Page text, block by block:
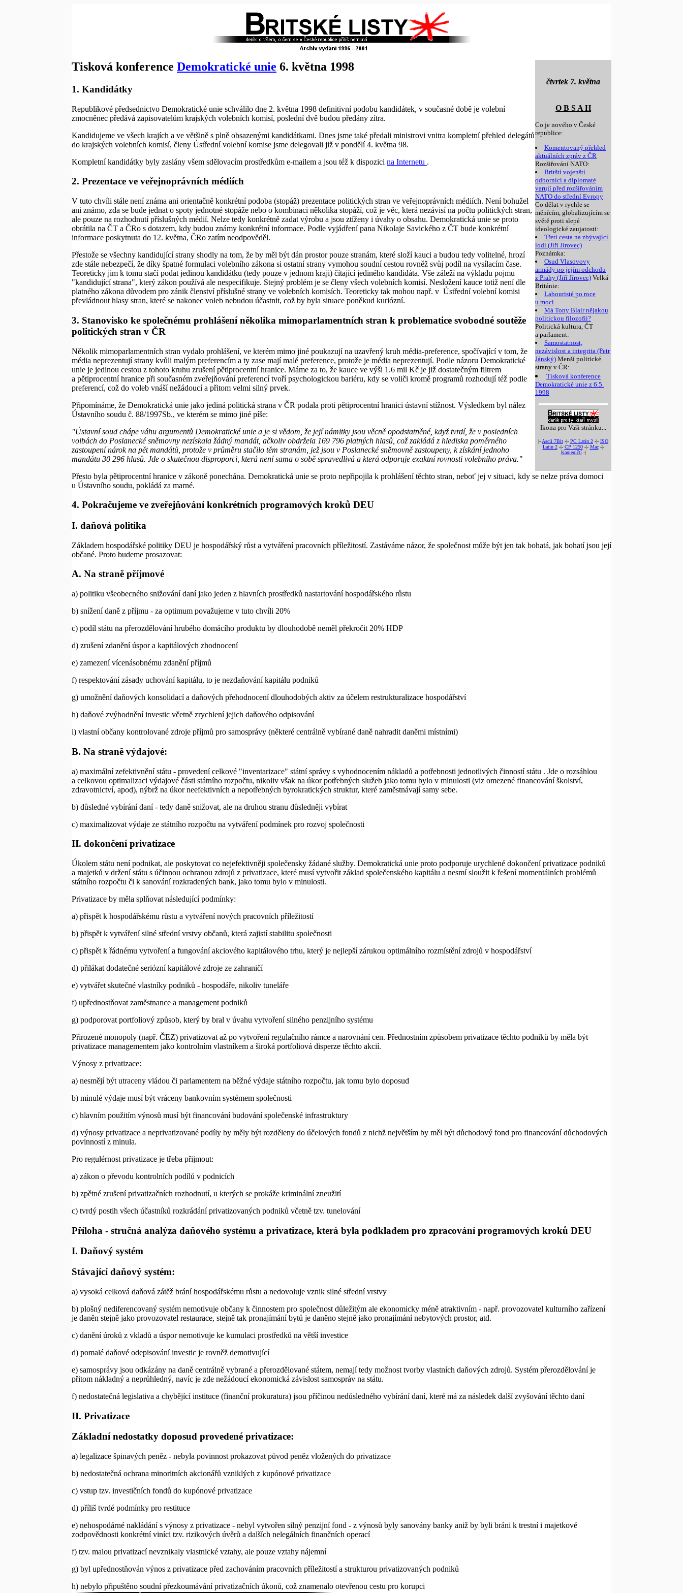
čtvrtek 7. května
O B S A H
Co je nového v České
republice:
Komentovaný přehled
aktuálních zpráv z ČR
Rozšiřování NATO:
Britští vojenští
odborníci a diplomaté
varují před rozšiřováním
NATO do střední Evropy
Co dělat v rychle se
měnícím, globalizujícím se
světě proti slepé
ideologické zaujatosti:
Třetí cesta na zbývající
lodi (Jiří Jírovec)
Poznámka:
Osud Vlasovovy
armády po jejím odchodu
z Prahy (Jiří Jírovec) Velká
Británie:
Labouristé po roce
u moci
Má Tony Blair nějakou
politickou filozofii?
Politická kultura, ČT
a parlament:
Samostatnost,
nezávislost a integrita (Petr
Jánský) Menší politické
strany v ČR:
Tisková konference
Demokratické unie z 6.5.
1998
Ikona pro Vaši stránku...
|- Ascii 7Bit -|- PC Latin 2 -|- ISO
Latin 2-|- CP 1250-|- Mac-|-
Kameničtí-|
Tisková konference Demokratické unie 6. května 1998
1. Kandidátky
Republikové předsednictvo Demokratické unie schválilo dne 2. května 1998 definitivní podobu kandidátek, v současné době je volební
zmocněnec předává zapisovatelům krajských volebních komisí, poslední dvě budou předány zítra.
Kandidujeme ve všech krajích a ve většině s plně obsazenými kandidátkami. Dnes jsme také předali ministrovi vnitra kompletní přehled delegátů
do krajských volebních komisí, členy Ústřední volební komise jsme delegovali již v pondělí 4. května 98.
Kompletní kandidátky byly zaslány všem sdělovacím prostředkům e-mailem a jsou též k dispozici na Internetu .
2. Prezentace ve veřejnoprávních médiích
V tuto chvíli stále není známa ani orientačně konkrétní podoba (stopáž) prezentace politických stran ve veřejnoprávních médiích. Není bohužel
ani známo, zda se bude jednat o spoty jednotné stopáže nebo o kombinaci několika stopáží, což je věc, která nezávisí na počtu politických stran,
ale pouze na rozhodnutí příslušných médií. Nelze tedy konkrétně zadat výrobu a jsou ztíženy i úvahy o obsahu. Demokratická unie se proto
obrátila na ČT a ČRo s dotazem, kdy budou známy konkrétní informace. Podle vyjádření pana Nikolaje Savického z ČT bude konkrétní
informace poskytnuta do 12. května, ČRo zatím neodpověděl.
Přestože se všechny kandidující strany shodly na tom, že by měl být dán prostor pouze stranám, které složí kauci a budou tedy volitelné, hrozí
zde stále nebezpečí, že díky špatné formulaci volebního zákona si ostatní strany vymohou soudní cestou rovněž svůj podíl na vysílacím čase.
Teoreticky jim k tomu stačí podat jedinou kandidátku (tedy pouze v jednom kraji) čítající jediného kandidáta. Vše záleží na výkladu pojmu
"kandidující strana", který zákon používá ale nespecifikuje. Stejný problém je se členy všech volebních komisí. Nesložení kauce totiž není dle
platného zákona důvodem pro zánik členství příslušné strany ve volebních komisích. Teoreticky tak mohou např. v Ústřední volební komisi
převládnout hlasy stran, které se nakonec voleb nebudou účastnit, což by byla situace poněkud kuriózní.
3. Stanovisko ke společnému prohlášení několika mimoparlamentních stran k problematice svobodné soutěže
politických stran v ČR
Několik mimoparlamentních stran vydalo prohlášení, ve kterém mimo jiné poukazují na uzavřený kruh média-preference, spočívající v tom, že
média neprezentují strany kvůli malým preferencím a ty zase mají malé preference, protože je média neprezentují. Podle názoru Demokratické
unie je jedinou cestou z tohoto kruhu zrušení pětiprocentní hranice. Máme za to, že kauce ve výši 1.6 mil Kč je již dostatečným filtrem
a pětiprocentní hranice při současném zveřejňování preferencí tvoří psychologickou bariéru, kdy se voliči kromě programů rozhodují též podle
preferencí, což do voleb vnáší nežádoucí a přitom velmi silný prvek.
Připomínáme, že Demokratická unie jako jediná politická strana v ČR podala proti pětiprocentní hranici ústavní stížnost. Výsledkem byl nález
Ústavního soudu č. 88/1997Sb., ve kterém se mimo jiné píše:
"Ústavní soud chápe váhu argumentů Demokratické unie a je si vědom, že její námitky jsou věcně opodstatněné, když tvrdí, že v posledních
volbách do Poslanecké sněmovny nezískala žádný mandát, ačkoliv obdržela 169 796 platných hlasů, což zakládá z hlediska poměrného
zastoupení nárok na pět mandátů, protože v průměru stačilo těm stranám, jež jsou v Poslanecké sněmovně zastoupeny, k získání jednoho
mandátu 30 296 hlasů. Jde o skutečnou disproporci, která není sama o sobě spravedlivá a která odporuje exaktní rovnosti volebního práva."
Přesto byla pětiprocentní hranice v zákoně ponechána. Demokratická unie se proto nepřipojila k prohlášení těchto stran, neboť jej v situaci, kdy se nelze práva domoci
u Ústavního soudu, pokládá za marné.
4. Pokračujeme ve zveřejňování konkrétních programových kroků DEU
I. daňová politika
Základem hospodářské politiky DEU je hospodářský růst a vytváření pracovních příležitostí. Zastáváme názor, že společnost může být jen tak bohatá, jak bohatí jsou její
občané. Proto budeme prosazovat:
A. Na straně příjmové
a) politiku všeobecného snižování daní jako jeden z hlavních prostředků nastartování hospodářského růstu
b) snížení daně z příjmu - za optimum považujeme v tuto chvíli 20%
c) podíl státu na přerozdělování hrubého domácího produktu by dlouhodobě neměl překročit 20% HDP
d) zrušení zdanění úspor a kapitálových zhodnocení
e) zamezení vícenásobnému zdanění příjmů
f) respektování zásady uchování kapitálu, to je nezdaňování kapitálu podniků
g) umožnění daňových konsolidací a daňových přehodnocení dlouhodobých aktiv za účelem restrukturalizace hospodářství
h) daňové zvýhodnění investic včetně zrychlení jejich daňového odpisování
i) vlastní občany kontrolované zdroje příjmů pro samosprávy (některé centrálně vybírané daně nahradit daněmi místními)
B. Na straně výdajové:
a) maximální zefektivnění státu - provedení celkové "inventarizace" státní správy s vyhodnocením nákladů a potřebnosti jednotlivých činností státu . Jde o rozsáhlou
a celkovou optimalizaci výdajové části státního rozpočtu, nikoliv však na úkor potřebných služeb jako tomu bylo v minulosti (viz omezené financování školství,
zdravotnictví, apod), nýbrž na úkor neefektivních a nepotřebných byrokratických struktur, které zaměstnávají samy sebe.
b) důsledné vybírání daní - tedy daně snižovat, ale na druhou stranu důsledněji vybírat
c) maximalizovat výdaje ze státního rozpočtu na vytváření podmínek pro rozvoj společnosti
II. dokončení privatizace
Úkolem státu není podnikat, ale poskytovat co nejefektivněji společensky žádané služby. Demokratická unie proto podporuje urychlené dokončení privatizace podniků
a majetků v držení státu s účinnou ochranou zdrojů z privatizace, které musí vytvořit základ společenského kapitálu a nesmí sloužit k řešení momentálních problémů
státního rozpočtu či k sanování rozkradených bank, jako tomu bylo v minulosti.
Privatizace by měla splňovat následující podmínky:
a) přispět k hospodářskému růstu a vytváření nových pracovních příležitostí
b) přispět k vytváření silné střední vrstvy občanů, která zajistí stabilitu společnosti
c) přispět k řádnému vytvoření a fungování akciového kapitálového trhu, který je nejlepší zárukou optimálního rozmístění zdrojů v hospodářství
d) přilákat dodatečné seriózní kapitálové zdroje ze zahraničí
e) vytvářet skutečné vlastníky podniků - hospodáře, nikoliv tuneláře
f) upřednostňovat zaměstnance a management podniků
g) podporovat portfoliový způsob, který by bral v úvahu vytvoření silného penzijního systému
Přirozené monopoly (např. ČEZ) privatizovat až po vytvoření regulačního rámce a narovnání cen. Přednostním způsobem privatizace těchto podniků by měla být
privatizace managementem jako kontrolním vlastníkem a široká portfoliová disperze těchto akcií.
Výnosy z privatizace:
a) nesmějí být utraceny vládou či parlamentem na běžné výdaje státního rozpočtu, jak tomu bylo doposud
b) minulé výdaje musí být vráceny bankovním systémem společnosti
c) hlavním použitím výnosů musí být financování budování společenské infrastruktury
d) výnosy privatizace a neprivatizované podíly by měly být rozděleny do účelových fondů z nichž největším by měl být důchodový fond pro financování důchodových
povinností z minula.
Pro regulérnost privatizace je třeba přijmout:
a) zákon o převodu kontrolních podílů v podnicích
b) zpětné zrušení privatizačních rozhodnutí, u kterých se prokáže kriminální zneužití
c) tvrdý postih všech účastníků rozkrádání privatizovaných podniků včetně tzv. tunelování
Příloha - stručná analýza daňového systému a privatizace, která byla podkladem pro zpracování programových kroků DEU
I. Daňový systém
Stávající daňový systém:
a) vysoká celková daňová zátěž brání hospodářskému růstu a nedovoluje vznik silné střední vrstvy
b) plošný nediferencovaný systém nemotivuje občany k činnostem pro společnost důležitým ale ekonomicky méně atraktivním - např. provozovatel kulturního zařízení
je daněn stejně jako provozovatel restaurace, stejně tak pronajímání bytů je daněno stejně jako pronajímání nebytových prostor, atd.
c) danění úroků z vkladů a úspor nemotivuje ke kumulaci prostředků na větší investice
d) pomalé daňové odepisování investic je rovněž demotivující
e) samosprávy jsou odkázány na daně centrálně vybrané a přerozdělované státem, nemají tedy možnost tvorby vlastních daňových zdrojů. Systém přerozdělování je
přitom nákladný a neprůhledný, navíc je zde nežádoucí ekonomická závislost samospráv na státu.
f) nedostatečná legislativa a chybějící instituce (finanční prokuratura) jsou příčinou nedůsledného vybírání daní, které má za následek další zvyšování těchto daní
II. Privatizace
Základní nedostatky doposud provedené privatizace:
a) legalizace špinavých peněz - nebyla povinnost prokazovat původ peněz vložených do privatizace
b) nedostatečná ochrana minoritních akcionářů vzniklých z kupónové privatizace
c) vstup tzv. investičních fondů do kupónové privatizace
d) příliš tvrdé podmínky pro restituce
e) nehospodárné nakládání s výnosy z privatizace - nebyl vytvořen silný penzijní fond - z výnosů byly sanovány banky aniž by byli bráni k trestní i majetkové
zodpovědnosti konkrétní viníci tzv. rizikových úvěrů a dalších nelegálních finančních operací
f) tzv. malou privatizací nevznikaly vlastnické vztahy, ale pouze vztahy nájemní
g) byl upřednostňován výnos z privatizace před zachováním pracovních příležitostí a strukturou privatizovaných podniků
h) nebylo připuštěno soudní přezkoumávání privatizačních úkonů, což znamenalo otevřenou cestu pro korupci